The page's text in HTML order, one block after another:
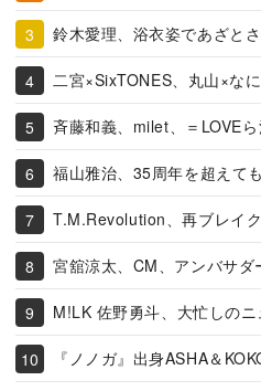
鈴木愛理、浴衣姿であざと
二宮×SixTONES、丸山×な
斉藤和義、milet、＝LOVE
福山雅治、35周年を超えて
T.M.Revolution、再ブレイ
宮舘涼太、CM、アンバサダ
M!LK 佐野勇斗、大忙しの
『ノノガ』出身ASHA＆